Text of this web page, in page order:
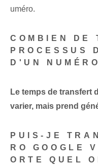
uméro.
COMBIEN DE
PROCESSUS
D'UN
Le temps de transfert
varier, mais prend
PUIS-JE
RO GOOGLE
ORTE QUEL